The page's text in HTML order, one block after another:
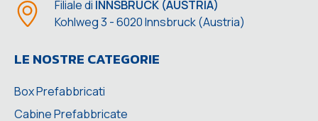
Filiale di INNSBRUCK (AUSTRIA)
Kohlweg 3 - 6020 Innsbruck (Austria)
LE NOSTRE CATEGORIE
Box Prefabbricati
Cabine Prefabbricate